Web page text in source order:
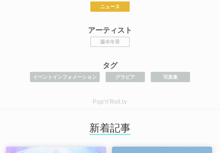
ニュース
アーティスト
藤本冬香
タグ
イベントインフォメーション グラビア 写真集
Pop'n'Roll.tv
新着記事